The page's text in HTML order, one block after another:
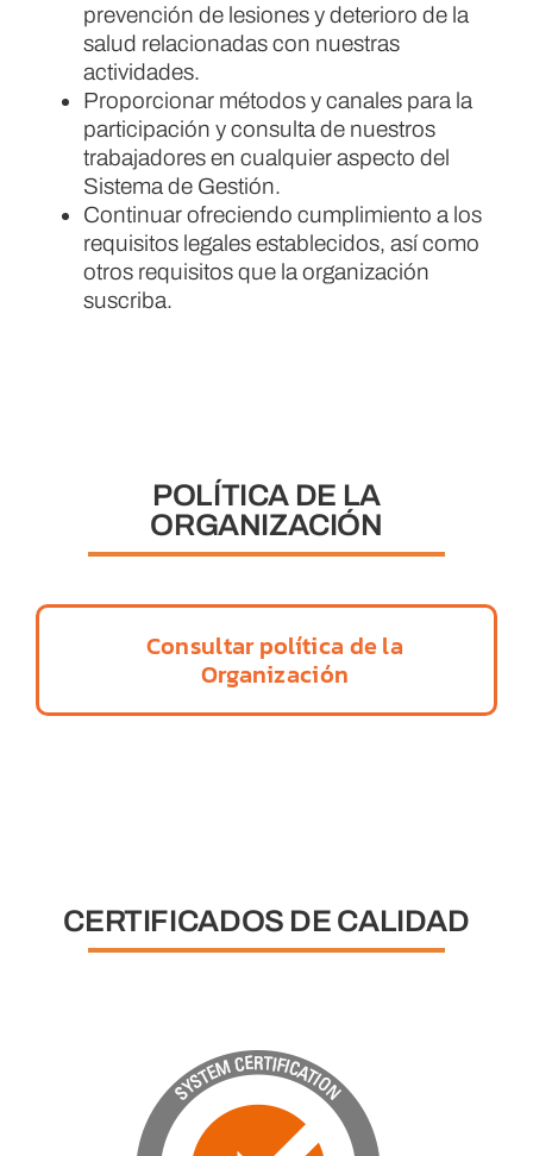
prevención de lesiones y deterioro de la
salud relacionadas con nuestras
actividades.
Proporcionar métodos y canales para la
participación y consulta de nuestros
trabajadores en cualquier aspecto del
Sistema de Gestión.
Continuar ofreciendo cumplimiento a los
requisitos legales establecidos, así como
otros requisitos que la organización
suscriba.
POLÍTICA DE LA
ORGANIZACIÓN
Consultar política de la
Organización
CERTIFICADOS DE CALIDAD